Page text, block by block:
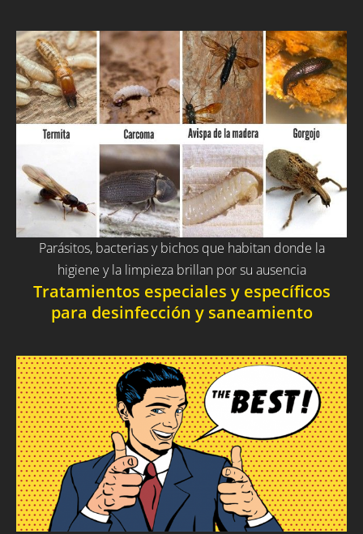
Parásitos, bacterias y bichos que habitan donde la
higiene y la limpieza brillan por su ausencia
Tratamientos especiales y específicos
para desinfección y saneamiento